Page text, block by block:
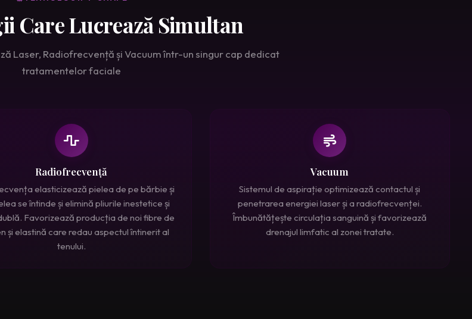
Care Lucrează Simultan
Laser, Radiofrecvență și Vacuum într-un singur cap dedicat
tratamentelor faciale
Radiofrecvență
elasticizează pielea de pe bărbie și
se întinde și elimină pliurile inestetice și
Favorizează producția de noi fibre de
și elastină care redau aspectul întinerit al
tenului.
Vacuum
Sistemul de aspirație optimizează contactul și
penetrarea energiei laser și a radiofrecvenței.
Îmbunătățește circulația sanguină și favorizează
drenajul limfatic al zonei tratate.